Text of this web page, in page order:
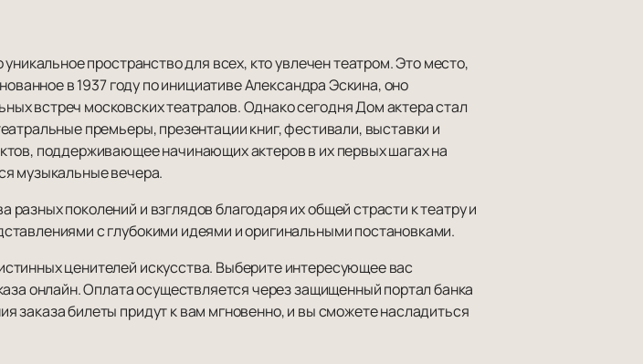
пространство для всех, кто увлечен театром. Это место,
в 1937 году по инициативе Александра Эскина, оно
встреч московских театралов. Однако сегодня Дом актера стал
премьеры, презентации книг, фестивали, выставки и
поддерживающее начинающих актеров в их первых шагах на
музыкальные вечера.
поколений и взглядов благодаря их общей страсти к театру и
с глубокими идеями и оригинальными постановками.
ценителей искусства. Выберите интересующее вас
онлайн. Оплата осуществляется через защищенный портал банка
заказа билеты придут к вам мгновенно, и вы сможете насладиться